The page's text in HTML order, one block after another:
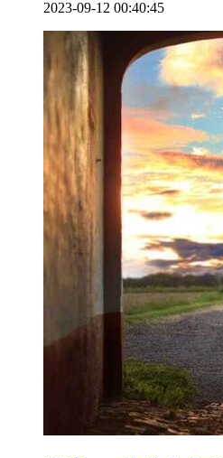
2023-09-12 00:40:45